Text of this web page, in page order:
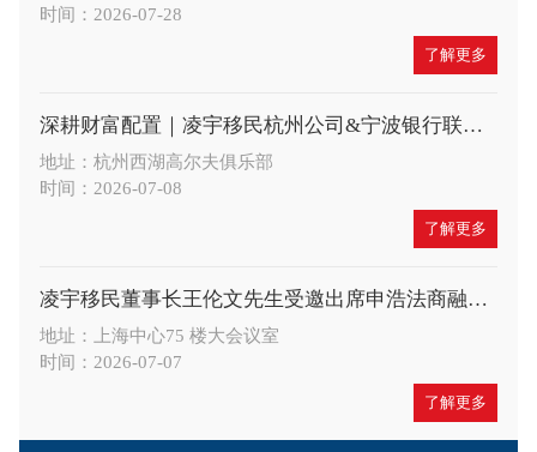
时间：2026-07-28
了解更多
深耕财富配置｜凌宇移民杭州公司&宁波银行联合举办高端财富沙龙，共探A股大势与全球身份布局新机遇
地址：杭州西湖高尔夫俱乐部
时间：2026-07-08
了解更多
凌宇移民董事长王伦文先生受邀出席申浩法商融合论坛，深度解读 CRS 与税务合规新趋势
地址：上海中心75 楼大会议室
时间：2026-07-07
了解更多